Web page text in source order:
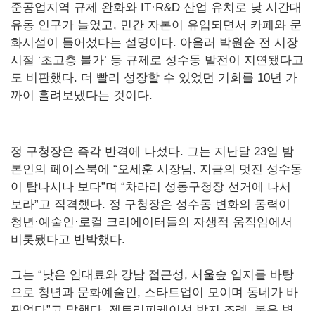
준공업지역 규제 완화와 IT·R&D 산업 유치로 낮 시간대
유동 인구가 늘었고, 민간 자본이 유입되면서 카페와 문
화시설이 들어섰다는 설명이다. 아울러 박원순 전 시장
시절 ‘초고층 불가’ 등 규제로 성수동 발전이 지연됐다고
도 비판했다. 더 빨리 성장할 수 있었던 기회를 10년 가
까이 흘려보냈다는 것이다.
정 구청장은 즉각 반격에 나섰다. 그는 지난달 23일 밤
본인의 페이스북에 “오세훈 시장님, 지금의 멋진 성수동
이 탐나시나 보다”며 “차라리 성동구청장 선거에 나서
보라”고 직격했다. 정 구청장은 성수동 변화의 동력이
청년·예술인·로컬 크리에이터들의 자생적 움직임에서
비롯됐다고 반박했다.
그는 “낮은 임대료와 강남 접근성, 서울숲 입지를 바탕
으로 청년과 문화예술인, 스타트업이 모이며 동네가 바